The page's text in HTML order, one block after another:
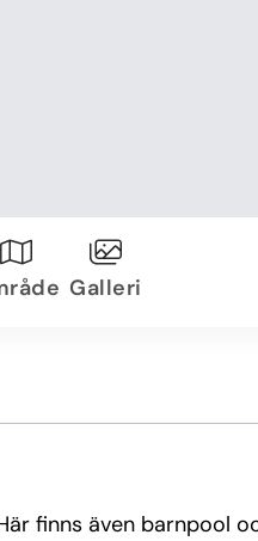
Galleri
finns även barnpool